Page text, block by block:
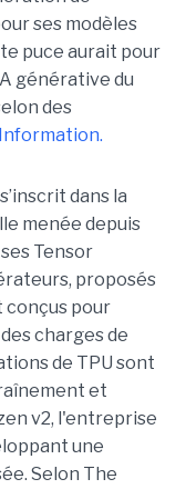
ses modèles
puce aurait pour
générative du
des
dans la
menée depuis
Tensor
proposés
conçus pour
charges de
de TPU sont
et
v2, l'entreprise
une
Selon The